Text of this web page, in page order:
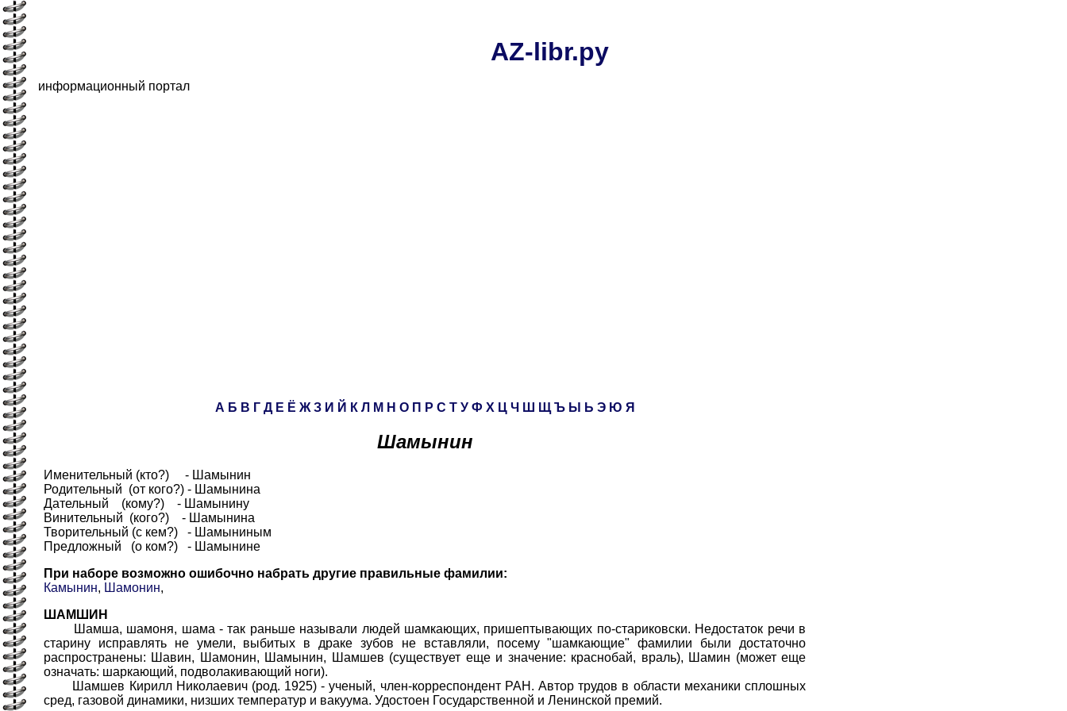
AZ-libr.ру
информационный портал
А Б В Г Д Е Ё Ж З И Й К Л М Н О П Р С Т У Ф Х Ц Ч Ш Щ Ъ Ы Ь Э Ю Я
Шамынин
Именительный (кто?) - Шамынин
Родительный (от кого?) - Шамынина
Дательный (кому?) - Шамынину
Винительный (кого?) - Шамынина
Творительный (с кем?) - Шамыниным
Предложный (о ком?) - Шамынине
При наборе возможно ошибочно набрать другие правильные фамилии:
Камынин, Шамонин,
ШАМШИН
Шамша, шамоня, шама - так раньше называли людей шамкающих, пришептывающих по-стариковски. Недостаток речи в
старину исправлять не умели, выбитых в драке зубов не вставляли, посему "шамкающие" фамилии были достаточно
распространены: Шавин, Шамонин, Шамынин, Шамшев (существует еще и значение: краснобай, враль), Шамин (может еще
означать: шаркающий, подволакивающий ноги).
Шамшев Кирилл Николаевич (род. 1925) - ученый, член-корреспондент РАН. Автор трудов в области механики сплошных
сред, газовой динамики, низших температур и вакуума. Удостоен Государственной и Ленинской премий.